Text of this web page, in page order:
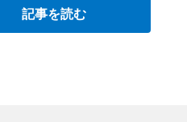
記事を読む